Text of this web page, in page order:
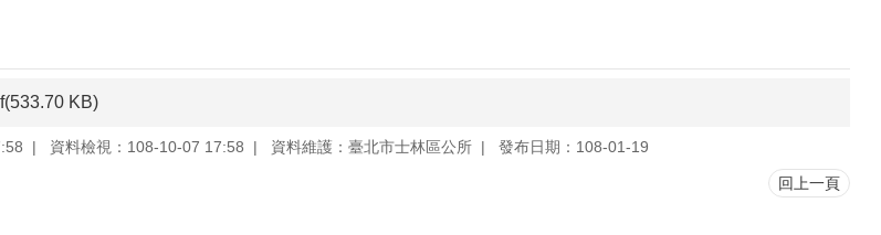
KB)
資料檢視：108-10-07 17:58 資料維護：臺北市士林區公所 發布日期：108-01-19
回上一頁